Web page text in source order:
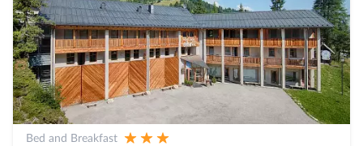
Bed and Breakfast